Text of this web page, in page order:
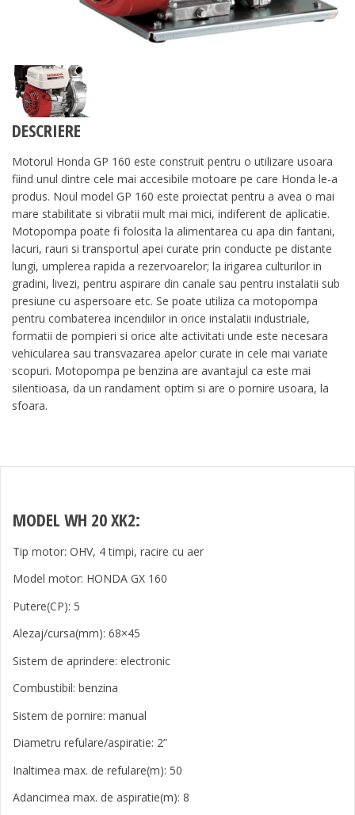
DESCRIERE
Motorul Honda GP 160 este construit pentru o utilizare usoara
fiind unul dintre cele mai accesibile motoare pe care Honda le-a
produs. Noul model GP 160 este proiectat pentru a avea o mai
mare stabilitate si vibratii mult mai mici, indiferent de aplicatie.
Motopompa poate fi folosita la alimentarea cu apa din fantani,
lacuri, rauri si transportul apei curate prin conducte pe distante
lungi, umplerea rapida a rezervoarelor; la irigarea culturilor in
gradini, livezi, pentru aspirare din canale sau pentru instalatii sub
presiune cu aspersoare etc. Se poate utiliza ca motopompa
pentru combaterea incendiilor in orice instalatii industriale,
formatii de pompieri si orice alte activitati unde este necesara
vehicularea sau transvazarea apelor curate in cele mai variate
scopuri. Motopompa pe benzina are avantajul ca este mai
silentioasa, da un randament optim si are o pornire usoara, la
sfoara.
MODEL WH 20 XK2:
Tip motor: OHV, 4 timpi, racire cu aer
Model motor: HONDA GX 160
Putere(CP): 5
Alezaj/cursa(mm): 68×45
Sistem de aprindere: electronic
Combustibil: benzina
Sistem de pornire: manual
Diametru refulare/aspiratie: 2”
Inaltimea max. de refulare(m): 50
Adancimea max. de aspiratie(m): 8